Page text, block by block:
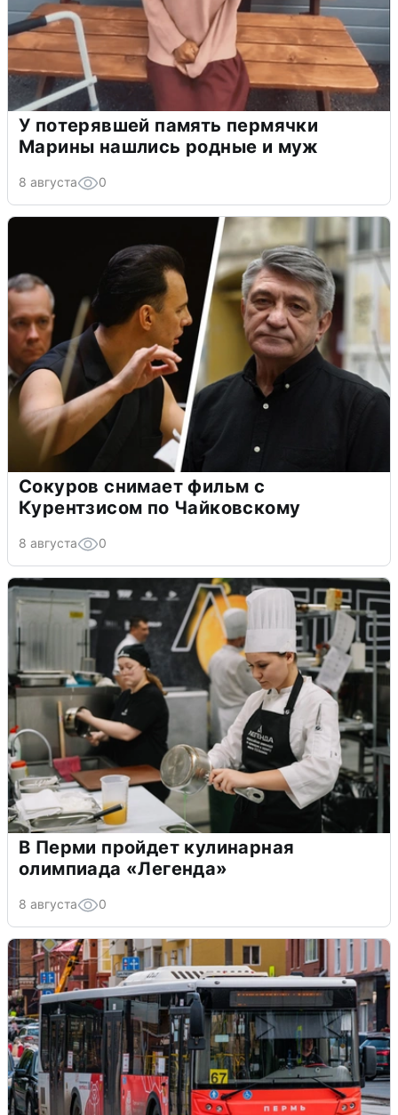
У потерявшей память пермячки
Марины нашлись родные и муж
8 августа 0
Сокуров снимает фильм с
Курентзисом по Чайковскому
8 августа 0
В Перми пройдет кулинарная
олимпиада «Легенда»
8 августа 0